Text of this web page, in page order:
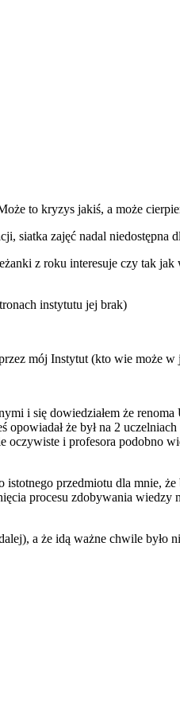
to kryzys jakiś, a może
siatka zajęć nadal niedostępna
z roku interesuje czy tak
instytutu jej brak)
mój Instytut (kto wie może w
i się dowiedziałem że
że był na 2
i profesora podobno
przedmiotu dla mnie,
procesu zdobywania
a że idą ważne chwile było